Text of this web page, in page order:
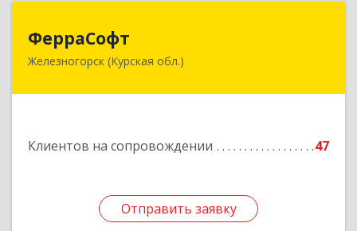
ФерраСофт
Железногорск (Курская обл.)
Клиентов на сопровождении 47
Отправить заявку
307179, Курская обл, Железногорск г, Ленина ул,
Отправить заявку